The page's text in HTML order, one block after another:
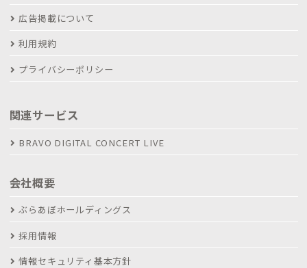
広告掲載について
利用規約
プライバシーポリシー
関連サービス
BRAVO DIGITAL CONCERT LIVE
会社概要
ぶらあぼホールディングス
採用情報
情報セキュリティ基本方針